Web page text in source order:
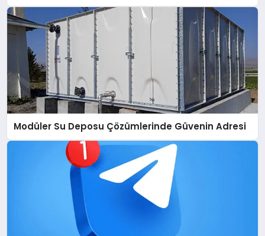
Modüler Su Deposu Çözümlerinde Güvenin Adresi